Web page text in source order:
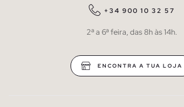
+34 900 10 32 57
2ª a 6ª feira, das 8h às 14h.
ENCONTRA A TUA LOJA